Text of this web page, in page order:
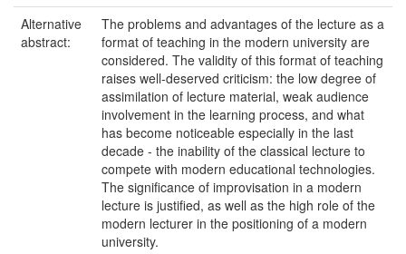
Alternative
abstract:
The problems and advantages of the lecture as a
format of teaching in the modern university are
considered. The validity of this format of teaching
raises well-deserved criticism: the low degree of
assimilation of lecture material, weak audience
involvement in the learning process, and what
has become noticeable especially in the last
decade - the inability of the classical lecture to
compete with modern educational technologies.
The significance of improvisation in a modern
lecture is justified, as well as the high role of the
modern lecturer in the positioning of a modern
university.